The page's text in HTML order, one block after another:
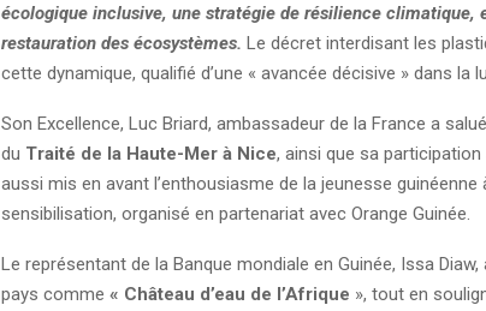
écologique inclusive, une stratégie de résilience climatique,
restauration des écosystèmes. Le décret interdisant les
cette dynamique, qualifié d’une « avancée décisive » dans la
Son Excellence, Luc Briard, ambassadeur de la France a
du Traité de la Haute-Mer à Nice, ainsi que sa
aussi mis en avant l’enthousiasme de la jeunesse
sensibilisation, organisé en partenariat avec Orange Guinée.
Le représentant de la Banque mondiale en Guinée, Issa
pays comme « Château d’eau de l’Afrique », tout en